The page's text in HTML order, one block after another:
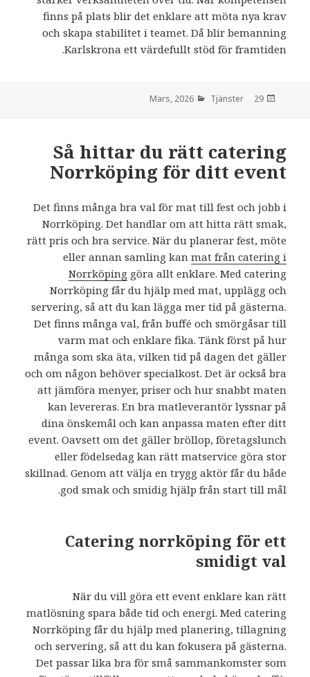
finns på plats blir det enklare att möta nya krav
och skapa stabilitet i teamet. Då blir bemanning
Karlskrona ett värdefullt stöd för framtiden.
den
29 Mars, 2026
Tjänster
Så hittar du rätt catering
Norrköping för ditt event
Det finns många bra val för mat till fest och jobb i
Norrköping. Det handlar om att hitta rätt smak,
rätt pris och bra service. När du planerar fest, möte
eller annan samling kan mat från catering i
Norrköping göra allt enklare. Med catering
Norrköping får du hjälp med mat, upplägg och
servering, så att du kan lägga mer tid på gästerna.
Det finns många val, från buffé och smörgåsar till
varm mat och enklare fika. Tänk först på hur
många som ska äta, vilken tid på dagen det gäller
och om någon behöver specialkost. Det är också bra
att jämföra menyer, priser och hur snabbt maten
kan levereras. En bra matleverantör lyssnar på
dina önskemål och kan anpassa maten efter ditt
event. Oavsett om det gäller bröllop, företagslunch
eller födelsedag kan rätt matservice göra stor
skillnad. Genom att välja en trygg aktör får du både
god smak och smidig hjälp från start till mål.
Catering norrköping för ett
smidigt val
När du vill göra ett event enklare kan rätt
matlösning spara både tid och energi. Med catering
Norrköping får du hjälp med planering, tillagning
och servering, så att du kan fokusera på gästerna.
Det passar lika bra för små sammankomster som